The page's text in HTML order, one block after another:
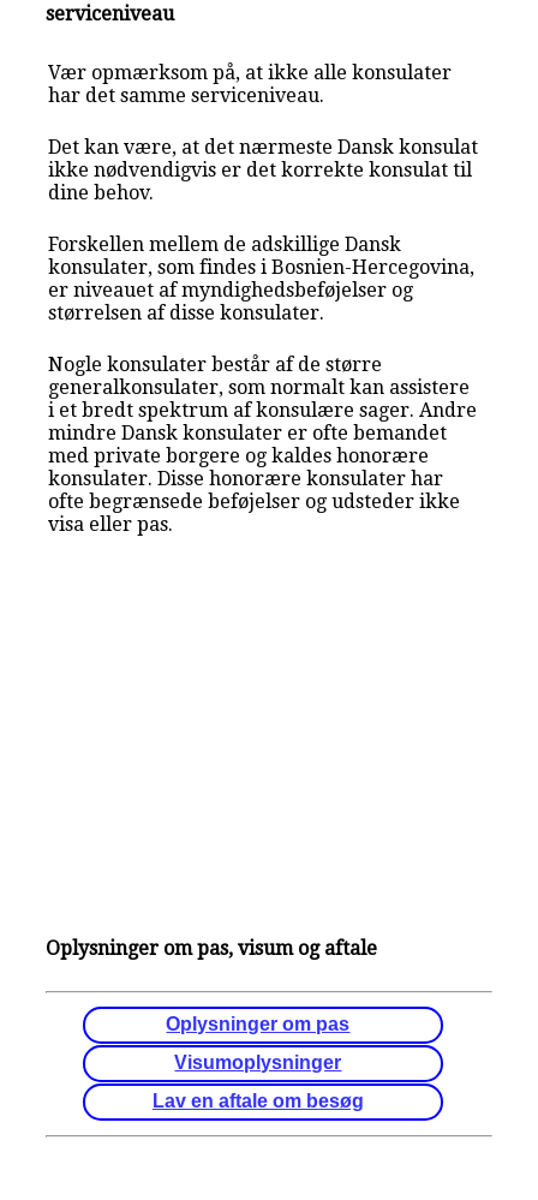
serviceniveau
Vær opmærksom på, at ikke alle konsulater
har det samme serviceniveau.
Det kan være, at det nærmeste Dansk konsulat
ikke nødvendigvis er det korrekte konsulat til
dine behov.
Forskellen mellem de adskillige Dansk
konsulater, som findes i Bosnien-Hercegovina,
er niveauet af myndighedsbeføjelser og
størrelsen af disse konsulater.
Nogle konsulater består af de større
generalkonsulater, som normalt kan assistere
i et bredt spektrum af konsulære sager. Andre
mindre Dansk konsulater er ofte bemandet
med private borgere og kaldes honorære
konsulater. Disse honorære konsulater har
ofte begrænsede beføjelser og udsteder ikke
visa eller pas.
Oplysninger om pas, visum og aftale
Oplysninger om pas
Visumoplysninger
Lav en aftale om besøg